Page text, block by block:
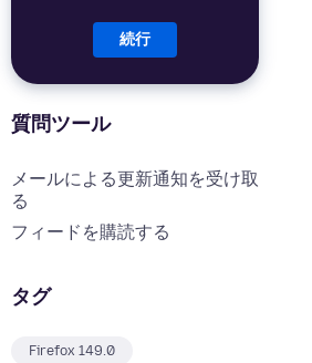
続行
質問ツール
メールによる更新通知を受け取
る
フィードを購読する
タグ
Firefox 149.0